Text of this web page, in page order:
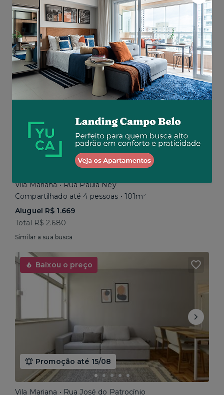
Aluguel R$ 1.777
Total R$ 2.843
Similar a sua busca
Em breve
Vila Mariana • Rua Paula Ney
Compartilhado até 4 pessoas • 101m²
Aluguel R$ 1.669
Total R$ 2.680
Similar a sua busca
Baixou o preço
Promoção até 15/08
Vila Mariana • Rua José do Patrocínio